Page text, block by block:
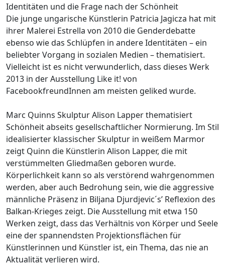
Identitäten und die Frage nach der Schönheit
Die junge ungarische Künstlerin Patricia Jagicza hat mit
ihrer Malerei Estrella von 2010 die Genderdebatte
ebenso wie das Schlüpfen in andere Identitäten – ein
beliebter Vorgang in sozialen Medien – thematisiert.
Vielleicht ist es nicht verwunderlich, dass dieses Werk
2013 in der Ausstellung Like it! von
FacebookfreundInnen am meisten geliked wurde.
Marc Quinns Skulptur Alison Lapper thematisiert
Schönheit abseits gesellschaftlicher Normierung. Im Stil
idealisierter klassischer Skulptur in weißem Marmor
zeigt Quinn die Künstlerin Alison Lapper, die mit
verstümmelten Gliedmaßen geboren wurde.
Körperlichkeit kann so als verstörend wahrgenommen
werden, aber auch Bedrohung sein, wie die aggressive
männliche Präsenz in Biljana Djurdjevic´s’ Reflexion des
Balkan-Krieges zeigt. Die Ausstellung mit etwa 150
Werken zeigt, dass das Verhältnis von Körper und Seele
eine der spannendsten Projektionsflächen für
Künstlerinnen und Künstler ist, ein Thema, das nie an
Aktualität verlieren wird.